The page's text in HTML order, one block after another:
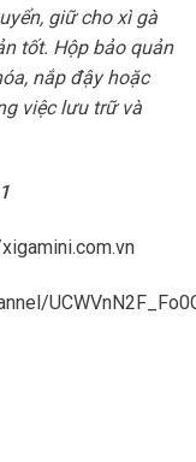
giữ cho xì gà
tốt. Hộp bảo quản
nắp đậy hoặc
việc lưu trữ và